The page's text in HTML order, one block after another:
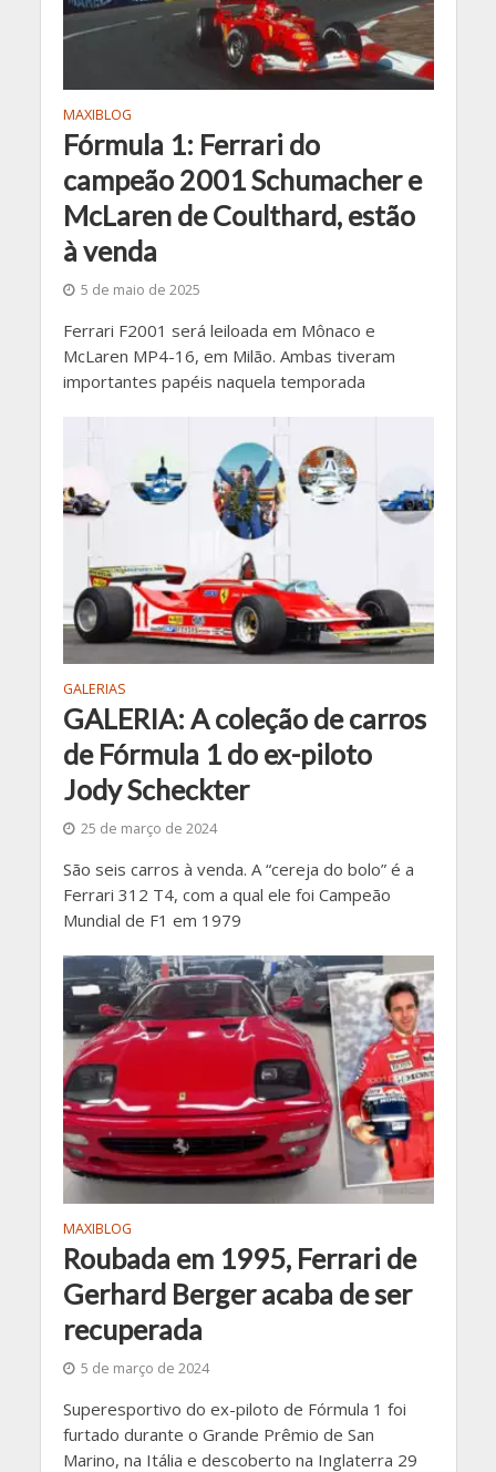
MAXIBLOG
Fórmula 1: Ferrari do
campeão 2001 Schumacher e
McLaren de Coulthard, estão
à venda
5 de maio de 2025
Ferrari F2001 será leiloada em Mônaco e
McLaren MP4-16, em Milão. Ambas tiveram
importantes papéis naquela temporada
GALERIAS
GALERIA: A coleção de carros
de Fórmula 1 do ex-piloto
Jody Scheckter
25 de março de 2024
São seis carros à venda. A “cereja do bolo” é a
Ferrari 312 T4, com a qual ele foi Campeão
Mundial de F1 em 1979
MAXIBLOG
Roubada em 1995, Ferrari de
Gerhard Berger acaba de ser
recuperada
5 de março de 2024
Superesportivo do ex-piloto de Fórmula 1 foi
furtado durante o Grande Prêmio de San
Marino, na Itália e descoberto na Inglaterra 29